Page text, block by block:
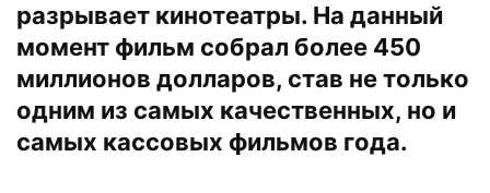
разрывает кинотеатры. На данный
момент фильм собрал более 450
миллионов долларов, став не только
одним из самых качественных, но и
самых кассовых фильмов года.